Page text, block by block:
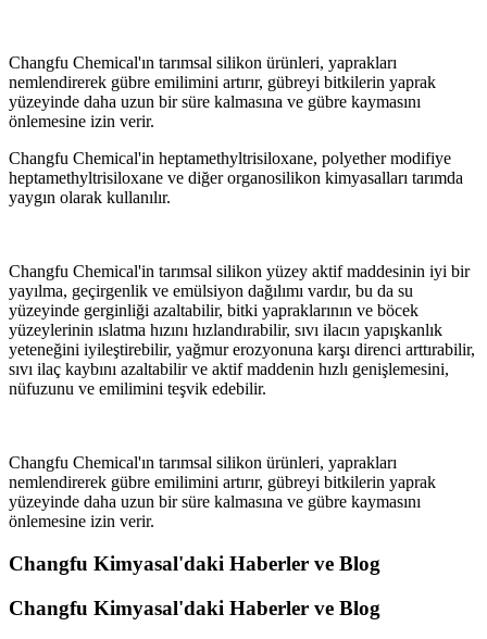
Changfu Chemical'ın tarımsal silikon ürünleri, yaprakları
nemlendirerek gübre emilimini artırır, gübreyi bitkilerin yaprak
yüzeyinde daha uzun bir süre kalmasına ve gübre kaymasını
önlemesine izin verir.
Changfu Chemical'in heptamethyltrisiloxane, polyether modifiye
heptamethyltrisiloxane ve diğer organosilikon kimyasalları tarımda
yaygın olarak kullanılır.
Changfu Chemical'in tarımsal silikon yüzey aktif maddesinin iyi bir
yayılma, geçirgenlik ve emülsiyon dağılımı vardır, bu da su
yüzeyinde gerginliği azaltabilir, bitki yapraklarının ve böcek
yüzeylerinin ıslatma hızını hızlandırabilir, sıvı ilacın yapışkanlık
yeteneğini iyileştirebilir, yağmur erozyonuna karşı direnci arttırabilir,
sıvı ilaç kaybını azaltabilir ve aktif maddenin hızlı genişlemesini,
nüfuzunu ve emilimini teşvik edebilir.
Changfu Chemical'ın tarımsal silikon ürünleri, yaprakları
nemlendirerek gübre emilimini artırır, gübreyi bitkilerin yaprak
yüzeyinde daha uzun bir süre kalmasına ve gübre kaymasını
önlemesine izin verir.
Changfu Kimyasal'daki Haberler ve Blog
Changfu Kimyasal'daki Haberler ve Blog